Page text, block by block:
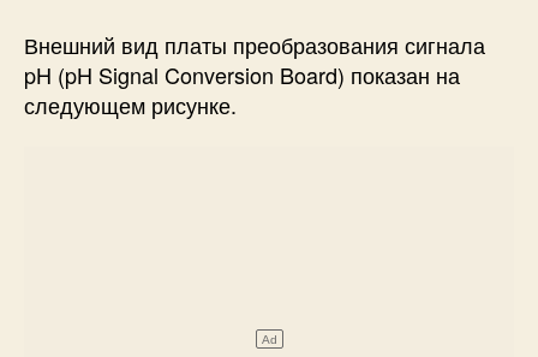
Внешний вид платы преобразования сигнала
pH (pH Signal Conversion Board) показан на
следующем рисунке.